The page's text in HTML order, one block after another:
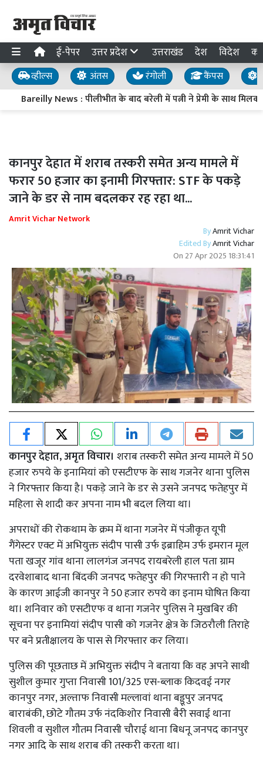
ई-पेपर उत्तर प्रदेश उत्तराखंड देश विदेश
व्हील्स अंतस रंगोली कैंपस
Bareilly News : पीलीभीत के बाद बरेली में पत्नी ने प्रेमी के साथ
कानपुर देहात में शराब तस्करी समेत अन्य मामले में
फरार 50 हजार का इनामी गिरफ्तार: STF के पकड़े
जाने के डर से नाम बदलकर रह रहा था...
Amrit Vichar Network
ByAmrit Vichar
Edited ByAmrit Vichar
On 27 Apr 2025 18:31:41
कानपुर देहात, अमृत विचार। शराब तस्करी समेत अन्य मामले में 50
हजार रुपये के इनामियां को एसटीएफ के साथ गजनेर थाना पुलिस
ने गिरफ्तार किया है। पकड़े जाने के डर से उसने जनपद फतेहपुर में
महिला से शादी कर अपना नाम भी बदल लिया था।
अपराधों की रोकथाम के क्रम में थाना गजनेर में पंजीकृत यूपी
गैंगेस्टर एक्ट में अभियुक्त संदीप पासी उर्फ इब्राहिम उर्फ इमरान मूल
पता खजूर गांव थाना लालगंज जनपद रायबरेली हाल पता ग्राम
दरवेशाबाद थाना बिंदकी जनपद फतेहपुर की गिरफ्तारी न हो पाने
के कारण आईजी कानपुर ने 50 हजार रुपये का इनाम घोषित किया
था। शनिवार को एसटीएफ व थाना गजनेर पुलिस ने मुखबिर की
सूचना पर इनामियां संदीप पासी को गजनेर क्षेत्र के जिठरौली तिराहे
पर बने प्रतीक्षालय के पास से गिरफ्तार कर लिया।
पुलिस की पूछताछ में अभियुक्त संदीप ने बताया कि वह अपने साथी
सुशील कुमार गुप्ता निवासी 101/325 एस-ब्लाक किदवई नगर
कानपुर नगर, अल्ताफ निवासी मल्लावां थाना बड्डूपुर जनपद
बाराबंकी, छोटे गौतम उर्फ नंदकिशोर निवासी बैरी सवाई थाना
शिवली व सुशील गौतम निवासी चौराई थाना बिधनू जनपद कानपुर
नगर आदि के साथ शराब की तस्करी करता था।